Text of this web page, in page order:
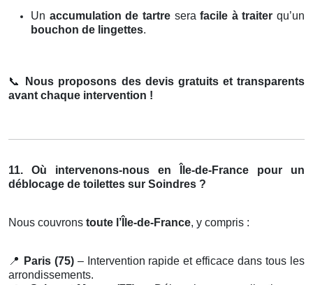
Un accumulation de tartreserafacile à traiter qu’un
bouchon de lingettes.
📞
Nous proposons des devis gratuits et transparents
avant chaque intervention !
11. Où intervenons-nous en Île-de-France pour un
déblocage de toilettes sur Soindres ?
Nous couvrons toute l’Île-de-France, y compris :
📍 Paris (75)– Intervention rapide et efficace dans tous les
arrondissements.